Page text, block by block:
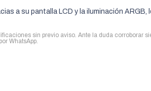
a su pantalla LCD y la iluminación ARGB,
sin previo aviso. Ante la duda corroborar
WhatsApp.